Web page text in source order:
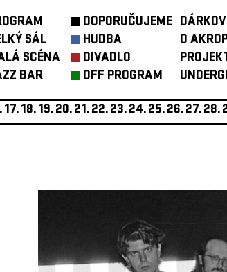
SÁL
SCÉNA
BAR
DOPORUČUJEME
HUDBA
DIVADLO
OFF PROGRAM
O
17.18.19.20.21.22.23.24.25.26.27.28.